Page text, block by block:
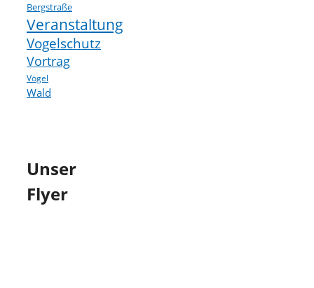
Bergstraße
Veranstaltung
Vogelschutz
Vortrag
Vögel
Wald
Unser
Flyer